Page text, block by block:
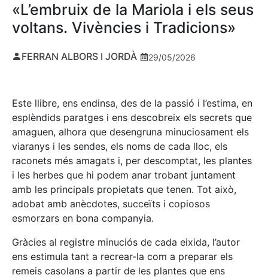
«L’embruix de la Mariola i els seus
voltans. Vivències i Tradicions»
FERRAN ALBORS I JORDÀ 29/05/2026
Este llibre, ens endinsa, des de la passió i l’estima, en
esplèndids paratges i ens descobreix els secrets que
amaguen, alhora que desengruna minuciosament els
viaranys i les sendes, els noms de cada lloc, els
raconets més amagats i, per descomptat, les plantes
i les herbes que hi podem anar trobant juntament
amb les principals propietats que tenen. Tot això,
adobat amb anècdotes, succeïts i copiosos
esmorzars en bona companyia.
Gràcies al registre minuciós de cada eixida, l’autor
ens estimula tant a recrear-la com a preparar els
remeis casolans a partir de les plantes que ens